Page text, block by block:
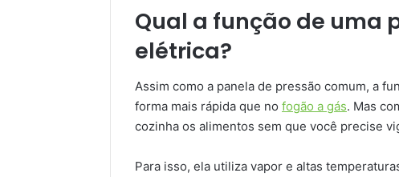
Qual a função de uma
elétrica?
Assim como a panela de pressão comum, a
forma mais rápida que no fogão a gás. Mas
cozinha os alimentos sem que você precise
Para isso, ela utiliza vapor e altas